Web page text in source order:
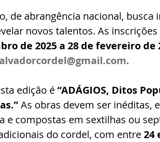
de abrangência nacional, busca
novos talentos. As inscrições
de 2025 a 28 de fevereiro de
.
edição é “ADÁGIOS, Ditos
As obras devem ser inéditas,
e compostas em sextilhas ou
do cordel, com entre 24